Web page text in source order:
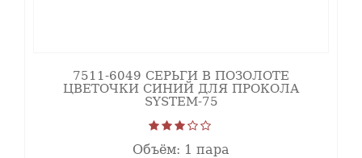
7511-6049 СЕРЬГИ В ПОЗОЛОТЕ
ЦВЕТОЧКИ СИНИЙ ДЛЯ ПРОКОЛА
SYSTEM-75
Объём: 1 пара